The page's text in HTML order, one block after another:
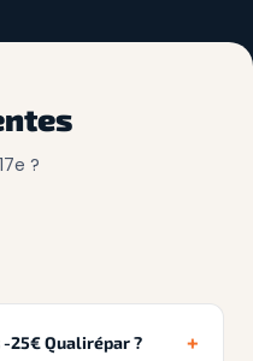
?
25€ Qualirépar ? +